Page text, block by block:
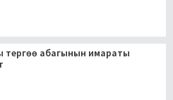
абагынын имараты